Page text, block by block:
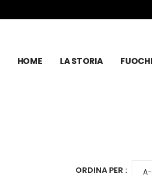
HOME LA STORIA
ORDINA PER :